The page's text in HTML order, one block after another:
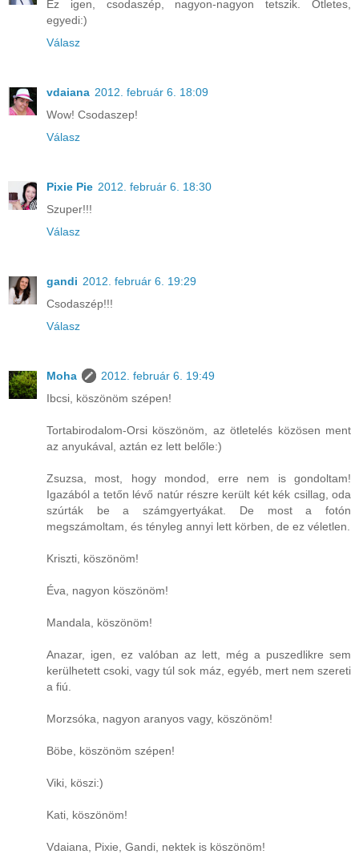
Ez igen, csodaszép, nagyon-nagyon tetszik. Ötletes,
egyedi:)
Válasz
vdaiana 2012. február 6. 18:09
Wow! Csodaszep!
Válasz
Pixie Pie 2012. február 6. 18:30
Szuper!!!
Válasz
gandi 2012. február 6. 19:29
Csodaszép!!!
Válasz
Moha
2012. február 6. 19:49
Ibcsi, köszönöm szépen!
Tortabirodalom-Orsi köszönöm, az ötletelés közösen ment
az anyukával, aztán ez lett belőle:)
Zsuzsa, most, hogy mondod, erre nem is gondoltam!
Igazából a tetőn lévő natúr részre került két kék csillag, oda
szúrták be a számgyertyákat. De most a fotón
megszámoltam, és tényleg annyi lett körben, de ez véletlen.
Kriszti, köszönöm!
Éva, nagyon köszönöm!
Mandala, köszönöm!
Anazar, igen, ez valóban az lett, még a puszedlikre sem
kerülhetett csoki, vagy túl sok máz, egyéb, mert nem szereti
a fiú.
Morzsóka, nagyon aranyos vagy, köszönöm!
Böbe, köszönöm szépen!
Viki, köszi:)
Kati, köszönöm!
Vdaiana, Pixie, Gandi, nektek is köszönöm!